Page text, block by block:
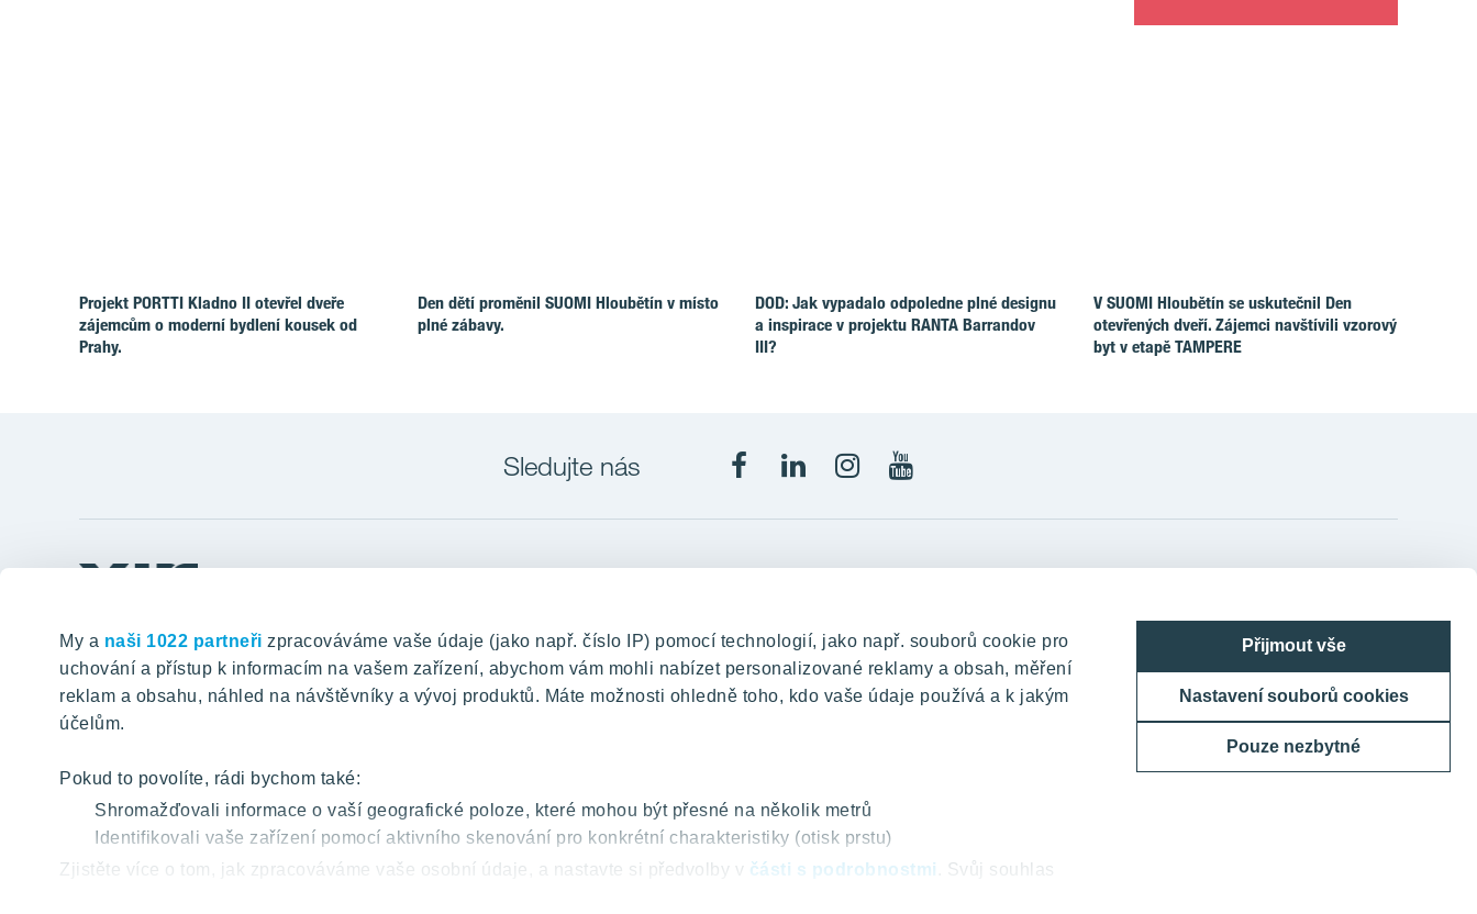
My a naši 1022 partneři zpracováváme vaše údaje (jako např. číslo IP) pomocí technologií, jako např. souborů cookie pro
uchování a přístup k informacím na vašem zařízení, abychom vám mohli nabízet personalizované reklamy a obsah, měření
reklam a obsahu, náhled na návštěvníky a vývoj produktů. Máte možnosti ohledně toho, kdo vaše údaje používá a k jakým
účelům.
Pokud to povolíte, rádi bychom také:
Shromažďovali informace o vaší geografické poloze, které mohou být přesné na několik metrů
Identifikovali vaše zařízení pomocí aktivního skenování pro konkrétní charakteristiky (otisk prstu)
Zjistěte více o tom, jak zpracováváme vaše osobní údaje, a nastavte si předvolby v části s podrobnostmi . Svůj souhlas
Přijmout vše
Nastavení souborů cookies
Pouze nezbytné
Projekt PORTTI Kladno II otevřel dveře
zájemcům o moderní bydlení kousek od
Prahy.
Den dětí proměnil SUOMI Hloubětín v místo
plné zábavy.
DOD: Jak vypadalo odpoledne plné designu
a inspirace v projektu RANTA Barrandov
III?
V SUOMI Hloubětín se uskutečnil Den
otevřených dveří. Zájemci navštívili vzorový
byt v etapě TAMPERE
Sledujte nás
VYHLEDÁVÁNÍ
Odkazy
Postup koupě
Klientské změny
Aktuality
O nás
YIT PLUS
Projekty
RANTA Barrandov III
RANTA Barrandov IV
TOIVO Roztyly II
VIRTA Kladno
KATTILA Kamýk
ROSALA
YIT Czechia s.r.o.
TELEHOUSE – Generála Píky 430/26
160 00 Praha 6 - Dejvice
Česká republika
800 200 666
domov@yit.cz